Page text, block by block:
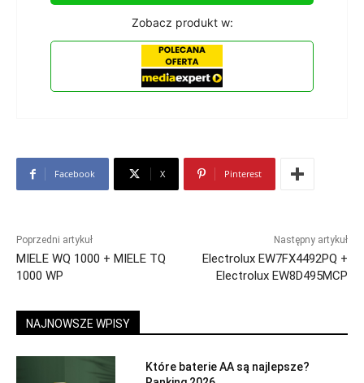
Zobacz produkt w:
Facebook X Pinterest
Poprzedni artykuł
MIELE WQ 1000 + MIELE TQ
1000 WP
Następny artykuł
Electrolux EW7FX4492PQ +
Electrolux EW8D495MCP
NAJNOWSZE WPISY
Które baterie AA są najlepsze?